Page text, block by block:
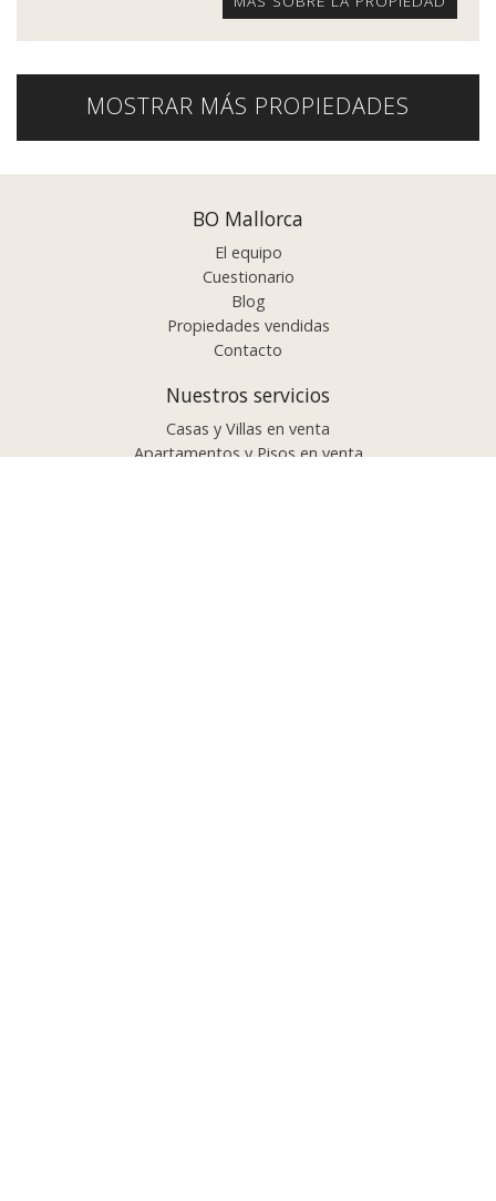
MOSTRAR MÁS PROPIEDADES
BO Mallorca
El equipo
Cuestionario
Blog
Propiedades vendidas
Contacto
Nuestros servicios
Casas y Villas en venta
Apartamentos y Pisos en venta